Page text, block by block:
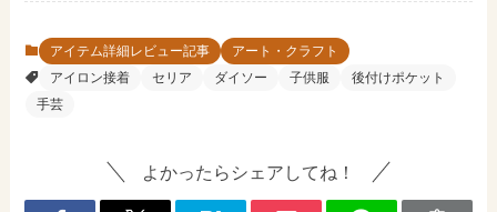
アイテム詳細レビュー記事
アート・クラフト
アイロン接着
セリア ダイソー 子供服
後付けポケット
手芸
よかったらシェアしてね！